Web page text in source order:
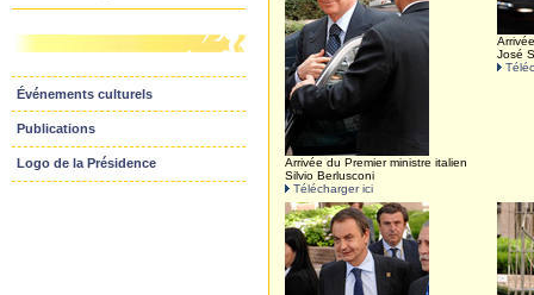
Événements culturels
Publications
Logo de la Présidence
Arrivée du Premier ministre italien
Silvio Berlusconi
Télécharger ici
José